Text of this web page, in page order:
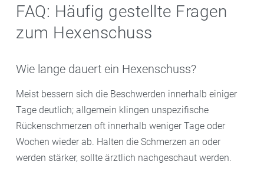
FAQ: Häufig gestellte Fragen
zum Hexenschuss
Wie lange dauert ein Hexenschuss?
Meist bessern sich die Beschwerden innerhalb einiger
Tage deutlich; allgemein klingen unspezifische
Rückenschmerzen oft innerhalb weniger Tage oder
Wochen wieder ab. Halten die Schmerzen an oder
werden stärker, sollte ärztlich nachgeschaut werden.